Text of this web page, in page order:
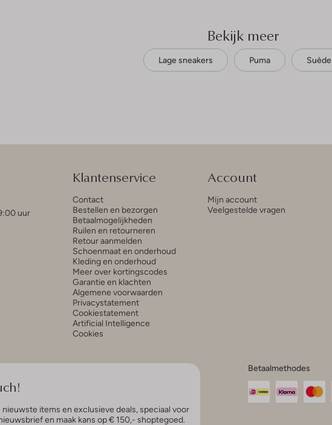
Bekijk meer
Lage sneakers Puma Suède
uur
Klantenservice
Contact
Bestellen en bezorgen
Betaalmogelijkheden
Ruilen en retourneren
Retour aanmelden
Schoenmaat en onderhoud
Kleding en onderhoud
Meer over kortingscodes
Garantie en klachten
Algemene voorwaarden
Privacystatement
Cookiestatement
Artificial Intelligence
Cookies
Account
Mijn account
Veelgestelde vragen
items en exclusieve deals, speciaal voor
en maak kans op € 150,- shoptegoed.
Betaalmethodes